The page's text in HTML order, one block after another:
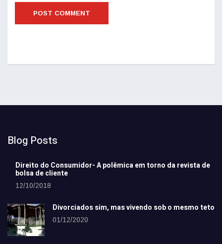
Blog Posts
Direito do Consumidor- A polêmica em torno da revista de
bolsa de cliente
12/10/2018
Divorciados sim, mas vivendo sob o mesmo teto
01/12/2020